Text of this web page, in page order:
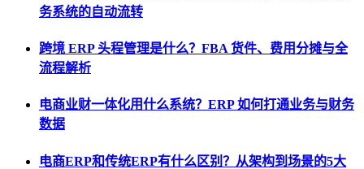
务系统的自动流转
跨境 ERP 头程管理是什么？FBA 货件、费用分摊与全
流程解析
电商业财一体化用什么系统？ERP 如何打通业务与财务
数据
电商ERP和传统ERP有什么区别？从架构到场景的5大